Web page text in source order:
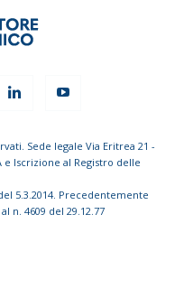
Sede legale Via Eritrea 21 -
e Iscrizione al Registro delle
5.3.2014. Precedentemente
n. 4609 del 29.12.77